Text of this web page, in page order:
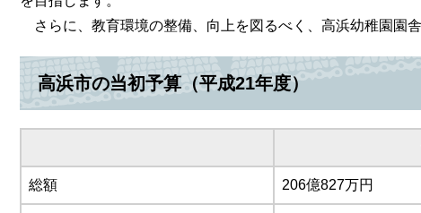
さらに、教育環境の整備、向上を図るべく、高浜幼稚園園舎
高浜市の当初予算（平成21年度）
総額 206億827万円